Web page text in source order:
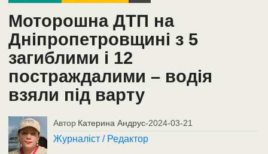
Моторошна ДТП на
Дніпропетровщині з 5
загиблими і 12
постраждалими – водія
взяли під варту
Автор Катерина Андрус-2024-03-21
Журналіст / Редактор